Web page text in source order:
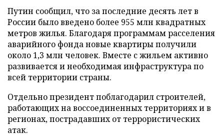
Путин сообщил, что за последние десять лет в
России было введено более 955 млн квадратных
метров жилья. Благодаря программам расселения
аварийного фонда новые квартиры получили
около 1,3 млн человек. Вместе с жильем активно
развивается и необходимая инфраструктура по
всей территории страны.
Отдельно президент поблагодарил строителей,
работающих на воссоединенных территориях и в
регионах, пострадавших от террористических
атак.